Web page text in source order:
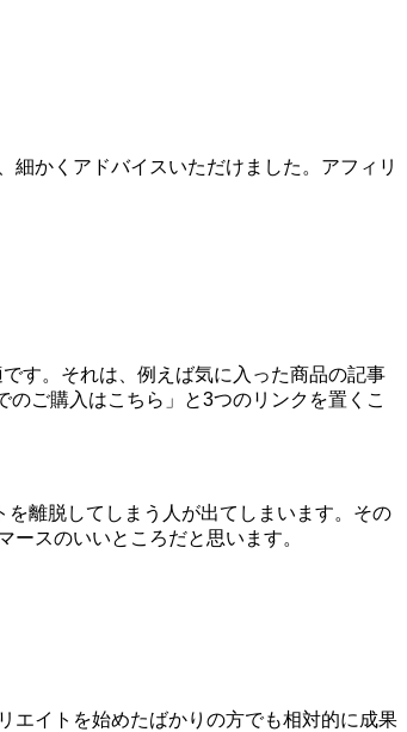
かくアドバイスいただけました。アフィリ
す。それは、例えば気に入った商品の記事
ご購入はこちら」と3つのリンクを置くこ
離脱してしまう人が出てしまいます。その
スのいいところだと思います。
エイトを始めたばかりの方でも相対的に成果